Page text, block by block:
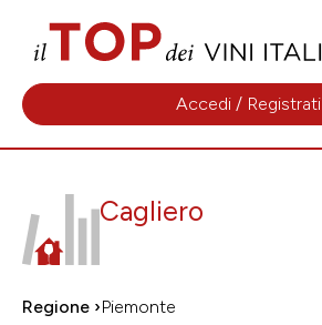
Accedi / Registrati
Cagliero
Regione ›Piemonte